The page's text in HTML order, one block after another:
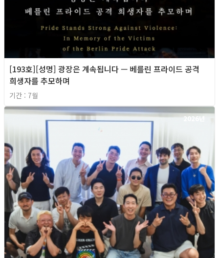
[193호][성명] 광장은 계속됩니다 — 베를린 프라이드 공격
희생자를 추모하며
기간 : 7월
2026년